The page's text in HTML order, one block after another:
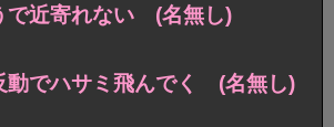
で近寄れない (名無し)
動でハサミ飛んでく (名無し)